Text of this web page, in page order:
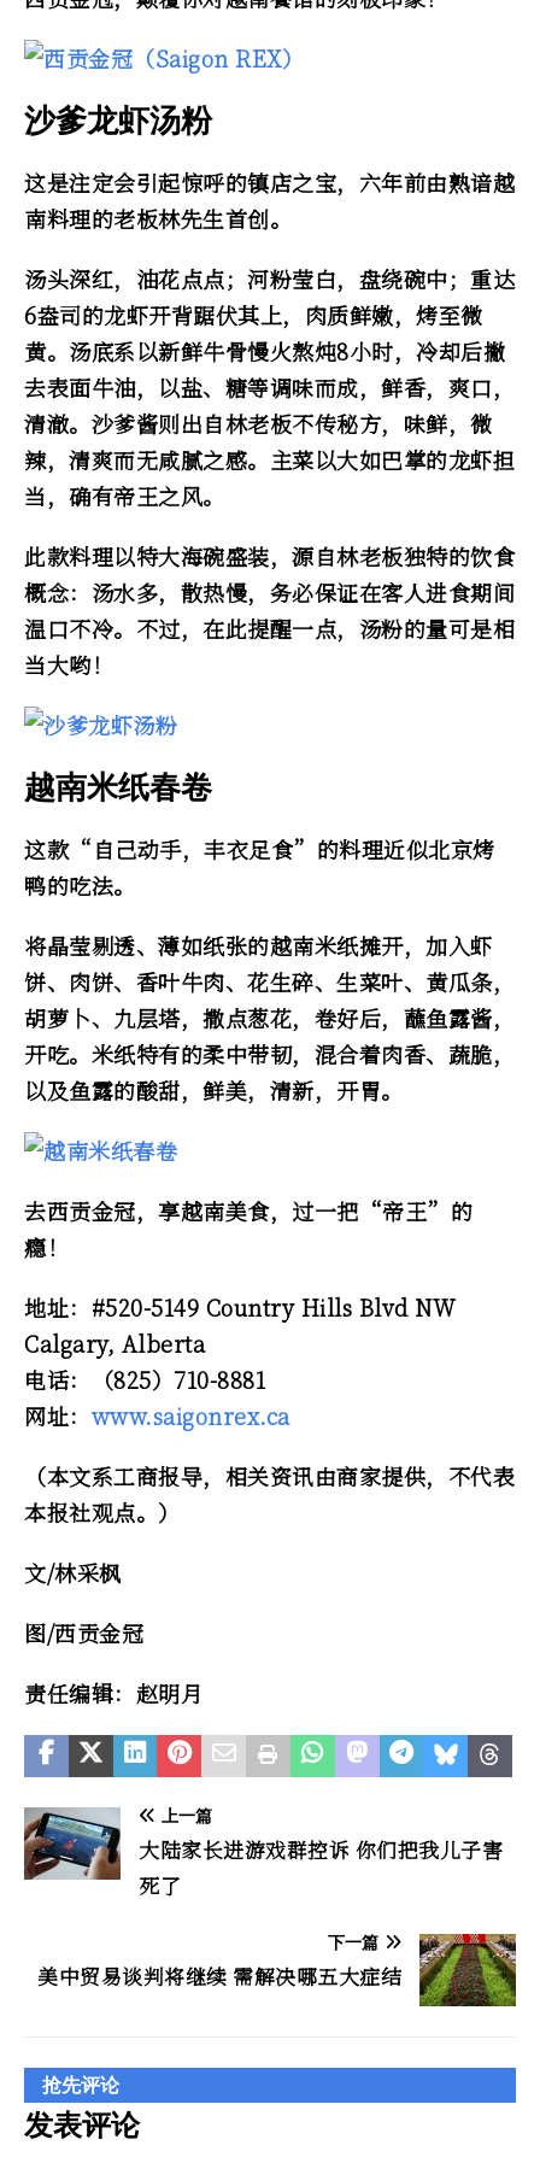
沙爹龙虾汤粉
这是注定会引起惊呼的镇店之宝，六年前由熟谙越
南料理的老板林先生首创。
汤头深红，油花点点；河粉莹白，盘绕碗中；重达
6盎司的龙虾开背踞伏其上，肉质鲜嫩，烤至微
黄。汤底系以新鲜牛骨慢火熬炖8小时，冷却后撇
去表面牛油，以盐、糖等调味而成，鲜香，爽口，
清澈。沙爹酱则出自林老板不传秘方，味鲜，微
辣，清爽而无咸腻之感。主菜以大如巴掌的龙虾担
当，确有帝王之风。
此款料理以特大海碗盛装，源自林老板独特的饮食
概念：汤水多，散热慢，务必保证在客人进食期间
温口不冷。不过，在此提醒一点，汤粉的量可是相
当大哟！
越南米纸春卷
这款“自己动手，丰衣足食”的料理近似北京烤
鸭的吃法。
将晶莹剔透、薄如纸张的越南米纸摊开，加入虾
饼、肉饼、香叶牛肉、花生碎、生菜叶、黄瓜条，
胡萝卜、九层塔，撒点葱花，卷好后，蘸鱼露酱，
开吃。米纸特有的柔中带韧，混合着肉香、蔬脆，
以及鱼露的酸甜，鲜美，清新，开胃。
去西贡金冠，享越南美食，过一把“帝王”的
瘾！
地址：#520-5149 Country Hills Blvd NW
Calgary, Alberta
电话：（825）710-8881
网址： www.saigonrex.ca
（本文系工商报导，相关资讯由商家提供，不代表
本报社观点。）
文/林采枫
图/西贡金冠
责任编辑：赵明月
上一篇
大陆家长进游戏群控诉 你们把我儿子害
死了
下一篇
美中贸易谈判将继续 需解决哪五大症结
抢先评论
发表评论